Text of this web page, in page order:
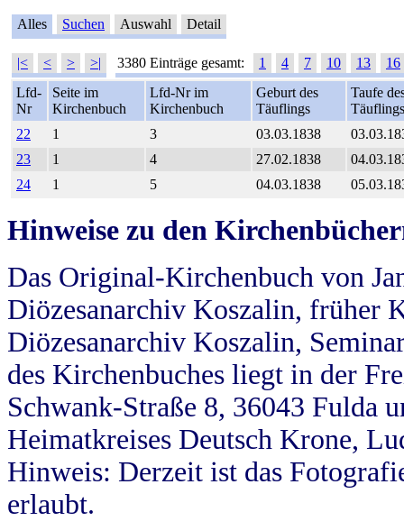
Alles Suchen Auswahl Detail
|< < > >| 3380 Einträge gesamt: 1 4 7 10 13
16
Lfd-
Nr
Seite im
Kirchenbuch
Lfd-Nr im
Kirchenbuch
Geburt des
Täuflings
Taufe
Täuflings
22
1 3 03.03.1838
23
1 4 27.02.1838
24
1 5 04.03.1838
Hinweise zu den
Das Original-Kirchenbuch von
Diözesanarchiv Koszalin, früher
Diözesanarchiv Koszalin,
des Kirchenbuches liegt in der
Schwank-Straße 8, 36043 Fulda
Heimatkreises Deutsch Krone,
Hinweis: Derzeit ist das
erlaubt.